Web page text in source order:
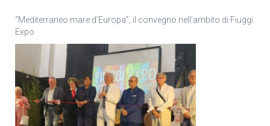
“Mediterraneo mare d’Europa”, il convegno nell’ambito di Fiuggi
Expo